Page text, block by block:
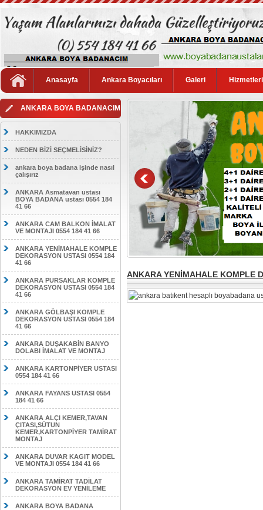
Anasayfa Ankara Boyacıları Galeri
ANKARA BOYA BADANACIM
HAKKIMIZDA
NEDEN BİZİ SEÇMELİSİNİZ?
ankara boya badana işinde nasıl
çalışırız
ANKARA Asmatavan ustası
BOYA BADANA ustası 0554 184
41 66
ANKARA CAM BALKON İMALAT
VE MONTAJI 0554 184 41 66
ANKARA YENİMAHALE KOMPLE
DEKORASYON USTASI 0554 184
41 66
ANKARA PURSAKLAR KOMPLE
DEKORASYON USTASI 0554 184
41 66
ANKARA GÖLBAŞI KOMPLE
DEKORASYON USTASI 0554 184
41 66
ANKARA DUŞAKABİN BANYO
DOLABI İMALAT VE MONTAJ
ANKARA KARTONPİYER USTASI
0554 184 41 66
ANKARA FAYANS USTASI 0554
184 41 66
ANKARA ALÇI KEMER,TAVAN
ÇITASI,SÜTUN
KEMER,KARTONPİYER TAMİRAT
MONTAJ
ANKARA DUVAR KAGIT MODEL
VE MONTAJI 0554 184 41 66
ANKARA TAMİRAT TADİLAT
DEKORASYON EV YENİLEME
ANKARA BOYA BADANA
ANKARA YENİMAHALE KOMPLE